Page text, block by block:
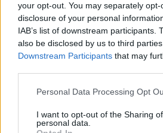
your opt-out. You may separately
disclosure of your personal
IAB’s list of downstream participants.
also be disclosed by us to third
Downstream Participants that may
Personal Data Processing Opt
I want to opt-out of the Sharing
personal data.